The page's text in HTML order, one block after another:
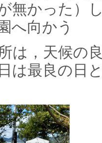
無かった）
へ向かう
は，天候の
は最良の日